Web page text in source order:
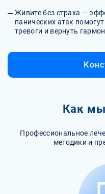
Живите без страха —
панических атак
тревоги и вернуть
Как
Профессиональное
методики и